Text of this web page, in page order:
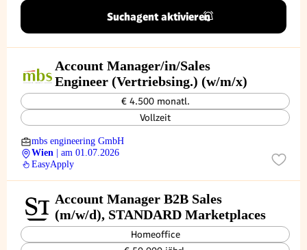
Suchagent aktivieren
Account Manager/in/Sales
Engineer (Vertriebsing.) (w/m/x)
€ 4.500 monatl.
Vollzeit
mbs engineering GmbH
Wien
| am 01.07.2026
EasyApply
Account Manager B2B Sales
(m/w/d), STANDARD Marketplaces
Homeoffice